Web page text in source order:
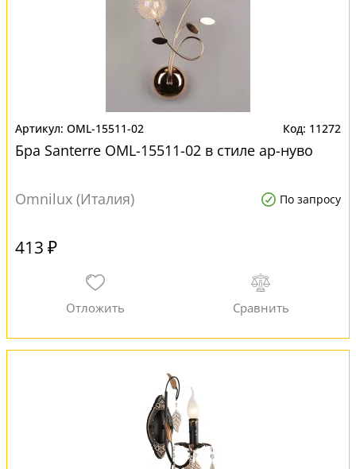
OML-15511-02 11272
Бра Santerre OML-15511-02 в стиле ар-нуво
Omnilux (Италия) По запросу
413 ₽